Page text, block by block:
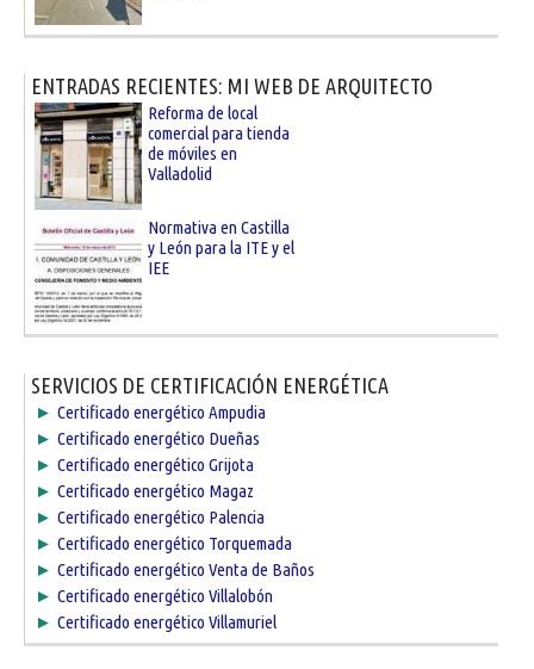
ENTRADAS RECIENTES: MI WEB DE ARQUITECTO
Reforma de local
comercial para tienda
de móviles en
Valladolid
Normativa en Castilla
y León para la ITE y el
IEE
SERVICIOS DE CERTIFICACIÓN ENERGÉTICA
► Certificado energético Ampudia
► Certificado energético Dueñas
► Certificado energético Grijota
► Certificado energético Magaz
► Certificado energético Palencia
► Certificado energético Torquemada
► Certificado energético Venta de Baños
► Certificado energético Villalobón
► Certificado energético Villamuriel